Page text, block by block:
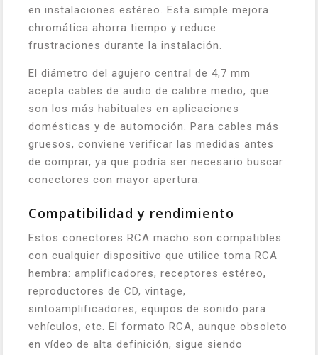
en instalaciones estéreo. Esta simple mejora
chromática ahorra tiempo y reduce
frustraciones durante la instalación.
El diámetro del agujero central de 4,7 mm
acepta cables de audio de calibre medio, que
son los más habituales en aplicaciones
domésticas y de automoción. Para cables más
gruesos, conviene verificar las medidas antes
de comprar, ya que podría ser necesario buscar
conectores con mayor apertura.
Compatibilidad y rendimiento
Estos conectores RCA macho son compatibles
con cualquier dispositivo que utilice toma RCA
hembra: amplificadores, receptores estéreo,
reproductores de CD, vintage,
sintoamplificadores, equipos de sonido para
vehículos, etc. El formato RCA, aunque obsoleto
en vídeo de alta definición, sigue siendo